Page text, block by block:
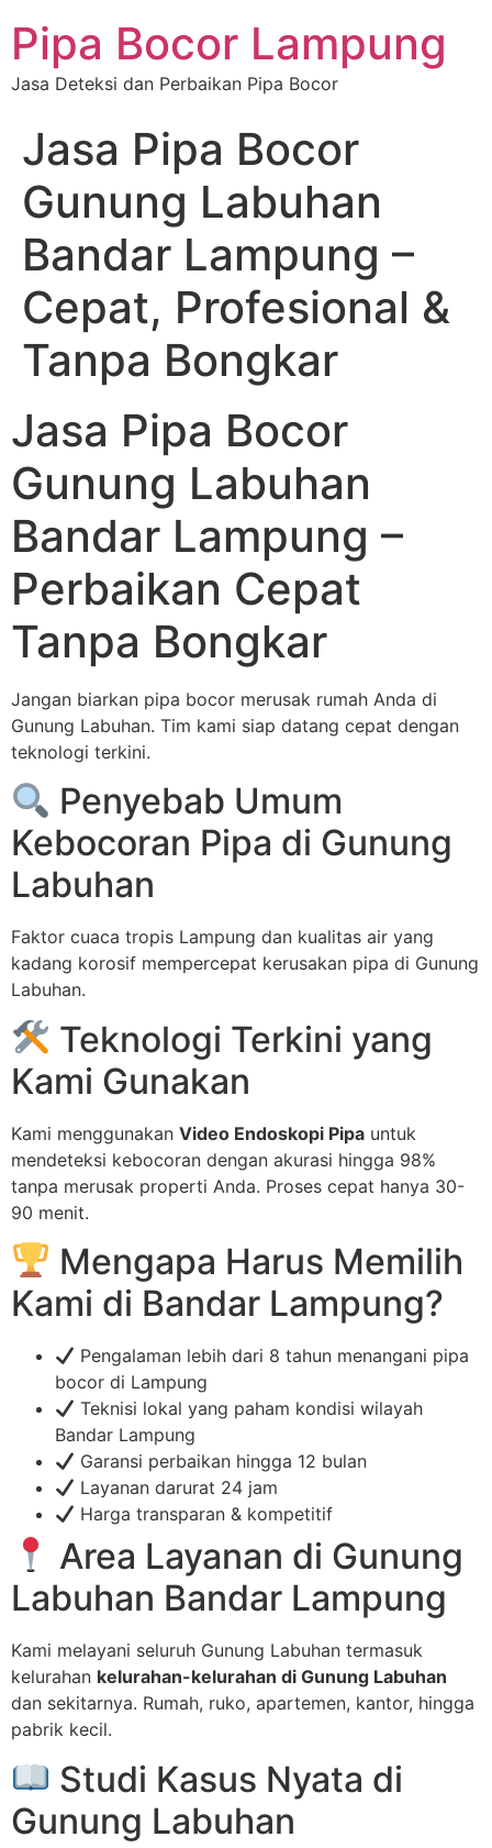
Pipa Bocor Lampung
Jasa Deteksi dan Perbaikan Pipa Bocor
Jasa Pipa Bocor
Gunung Labuhan
Bandar Lampung –
Cepat, Profesional &
Tanpa Bongkar
Jasa Pipa Bocor
Gunung Labuhan
Bandar Lampung –
Perbaikan Cepat
Tanpa Bongkar
Jangan biarkan pipa bocor merusak rumah Anda di
Gunung Labuhan. Tim kami siap datang cepat dengan
teknologi terkini.
Penyebab Umum
Kebocoran Pipa di Gunung
Labuhan
Faktor cuaca tropis Lampung dan kualitas air yang
kadang korosif mempercepat kerusakan pipa di Gunung
Labuhan.
Teknologi Terkini yang
Kami Gunakan
Kami menggunakan Video Endoskopi Pipa untuk
mendeteksi kebocoran dengan akurasi hingga 98%
tanpa merusak properti Anda. Proses cepat hanya 30-
90 menit.
Mengapa Harus Memilih
Kami di Bandar Lampung?
Pengalaman lebih dari 8 tahun menangani pipa
bocor di Lampung
Teknisi lokal yang paham kondisi wilayah
Bandar Lampung
Garansi perbaikan hingga 12 bulan
Layanan darurat 24 jam
Harga transparan & kompetitif
Area Layanan di Gunung
Labuhan Bandar Lampung
Kami melayani seluruh Gunung Labuhan termasuk
kelurahan kelurahan-kelurahan di Gunung Labuhan
dan sekitarnya. Rumah, ruko, apartemen, kantor, hingga
pabrik kecil.
Studi Kasus Nyata di
Gunung Labuhan